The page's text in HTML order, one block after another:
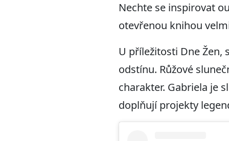
Nechte se inspirovat
otevřenou knihou
U příležitosti Dne Žen,
odstínu. Růžové
charakter. Gabriela je
doplňují projekty